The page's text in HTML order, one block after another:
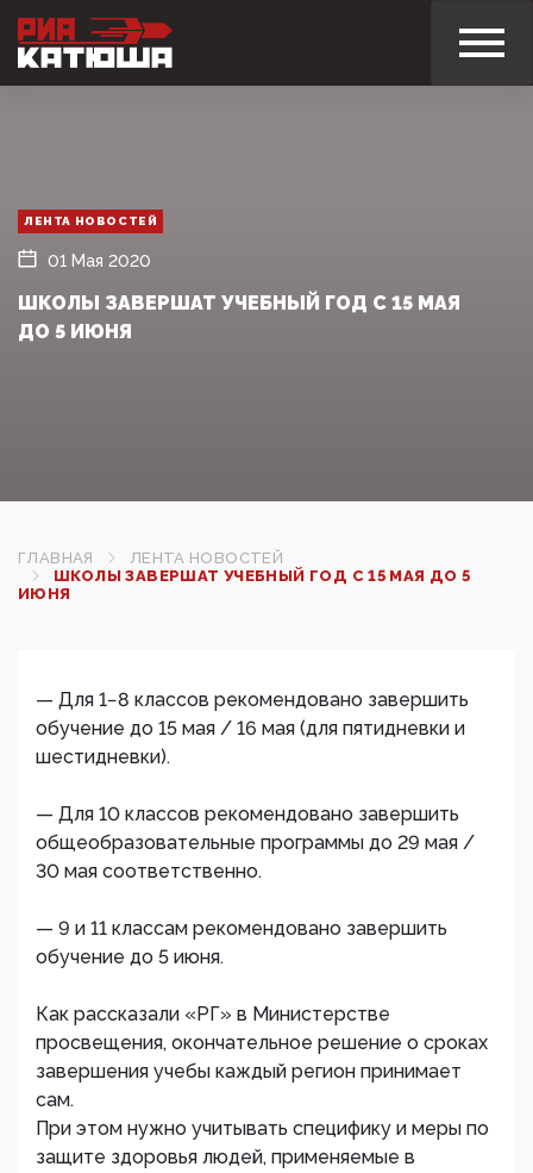
ЛЕНТА НОВОСТЕЙ
01 Мая 2020
ШКОЛЫ ЗАВЕРШАТ УЧЕБНЫЙ ГОД С 15 МАЯ
ДО 5 ИЮНЯ
ГЛАВНАЯ
ЛЕНТА НОВОСТЕЙ
ШКОЛЫ ЗАВЕРШАТ УЧЕБНЫЙ ГОД С 15 МАЯ ДО 5
ИЮНЯ
— Для 1−8 классов рекомендовано завершить
обучение до 15 мая / 16 мая (для пятидневки и
шестидневки).
— Для 10 классов рекомендовано завершить
общеобразовательные программы до 29 мая /
30 мая соответственно.
— 9 и 11 классам рекомендовано завершить
обучение до 5 июня.
Как рассказали «РГ» в Министерстве
просвещения, окончательное решение о сроках
завершения учебы каждый регион принимает
сам.
При этом нужно учитывать специфику и меры по
защите здоровья людей, применяемые в